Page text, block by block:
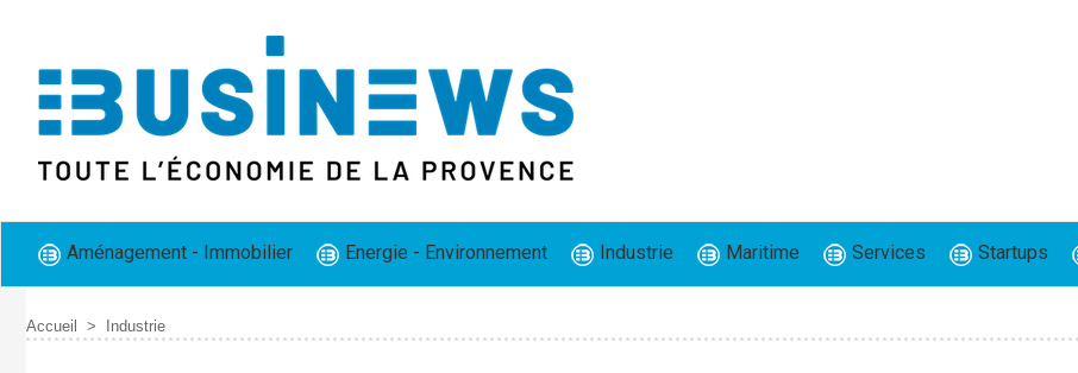
Aménagement - Immobilier Energie - Environnement Industrie Maritime Services Startups
Accueil > Industrie